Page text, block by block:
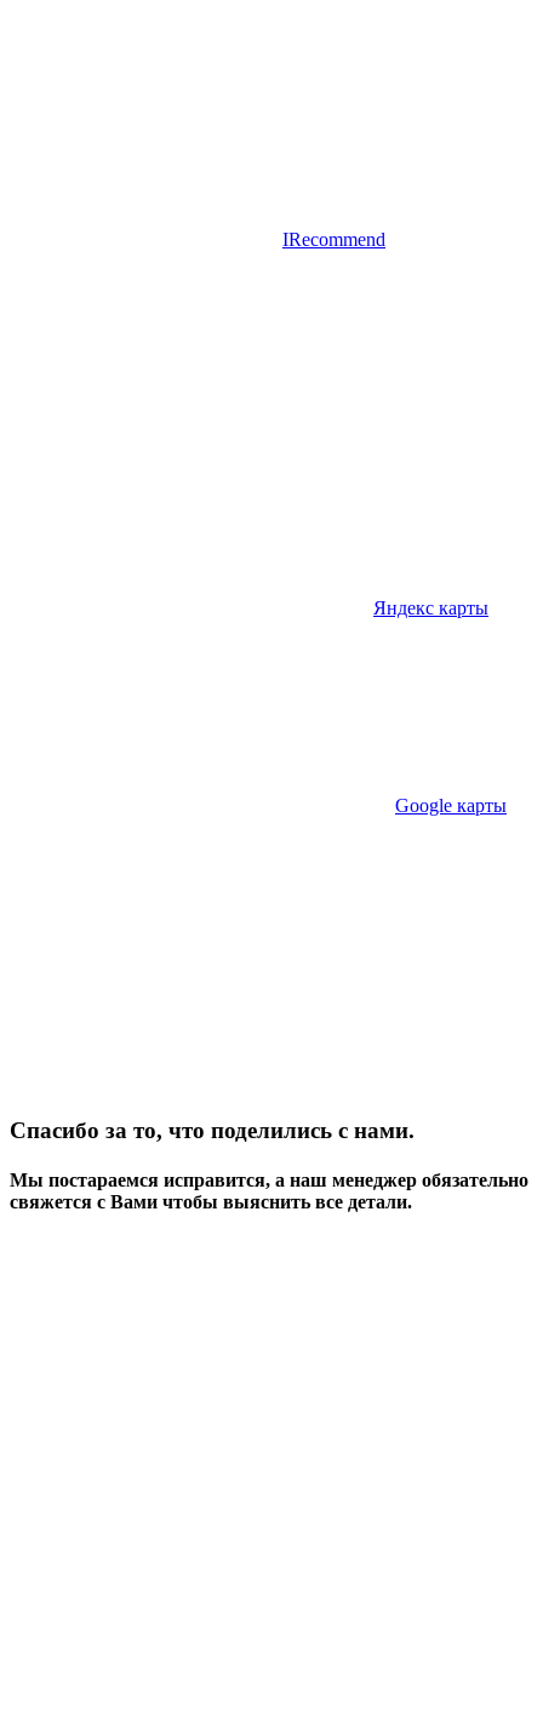
IRecommend
Яндекс карты
Google карты
Спасибо за то, что поделились с нами.
Мы постараемся исправится, а наш менеджер обязательно
свяжется с Вами чтобы выяснить все детали.